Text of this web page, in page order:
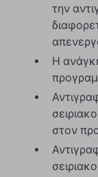
την
Η
στον